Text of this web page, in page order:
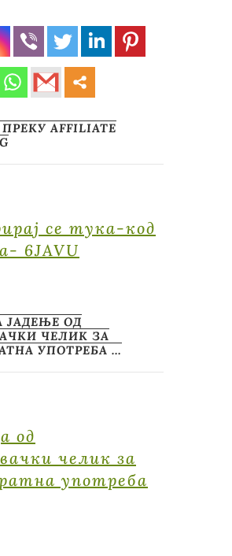
AFFILIATE
се тука-код
6JAVU
ЈАДЕЊЕ ОД
ЧЕЛИК ЗА
УПОТРЕБА …